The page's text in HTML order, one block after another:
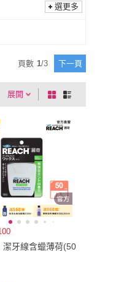
選更多
頁數 1/3 下一頁
展開
棋
盤
式
列
潔牙線含蠟薄荷(50